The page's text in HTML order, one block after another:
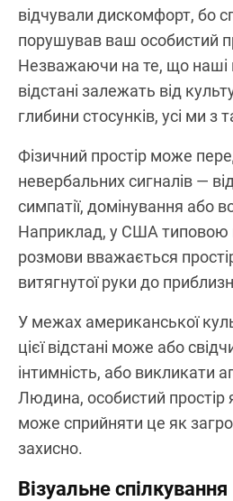
відчували дискомфорт, бо
порушував ваш особистий
Незважаючи на те, що наші
відстані залежать від
глибини стосунків, усі ми з
Фізичний простір може
невербальних сигналів —
симпатії, домінування або
Наприклад, у США типовою
розмови вважається
витягнутої руки до
У межах американської
цієї відстані може або
інтимність, або викликати
Людина, особистий простір
може сприйняти це як
захисно.
Візуальне спілкування